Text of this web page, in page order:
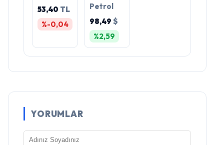
53,40 TL
%-0,04
Petrol
98,49$
%2,59
YORUMLAR